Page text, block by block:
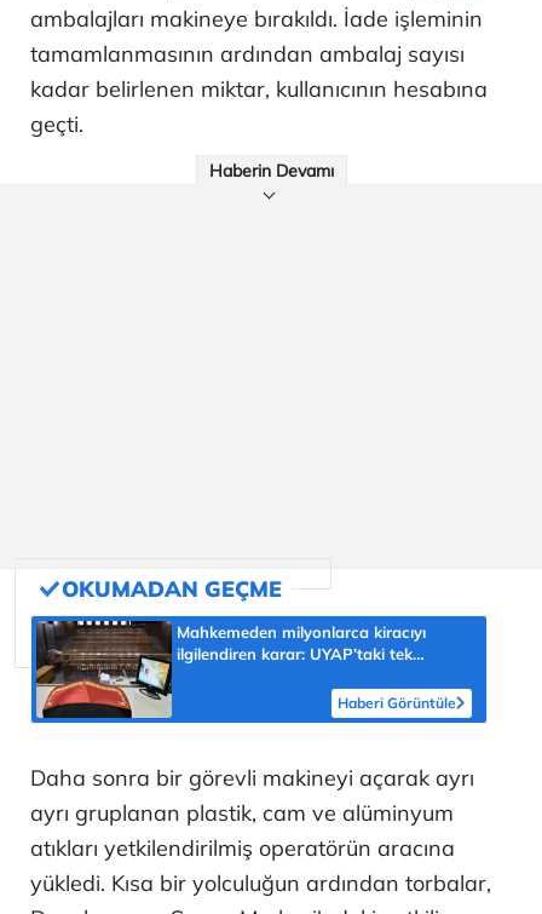
ambalajları makineye bırakıldı. İade işleminin
tamamlanmasının ardından ambalaj sayısı
kadar belirlenen miktar, kullanıcının hesabına
geçti.
Haberin Devamı
Mahkemeden milyonlarca kiracıyı
ilgilendiren karar: UYAP’taki tek
Haberi Görüntüle
Daha sonra bir görevli makineyi açarak ayrı
ayrı gruplanan plastik, cam ve alüminyum
atıkları yetkilendirilmiş operatörün aracına
yükledi. Kısa bir yolculuğun ardından torbalar,